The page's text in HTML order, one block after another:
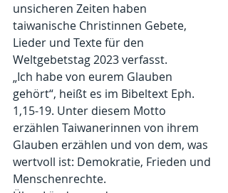
unsicheren Zeiten haben
taiwanische Christinnen Gebete,
Lieder und Texte für den
Weltgebetstag 2023 verfasst.
„Ich habe von eurem Glauben
gehört“, heißt es im Bibeltext Eph.
1,15-19. Unter diesem Motto
erzählen Taiwanerinnen von ihrem
Glauben erzählen und von dem, was
wertvoll ist: Demokratie, Frieden und
Menschenrechte.